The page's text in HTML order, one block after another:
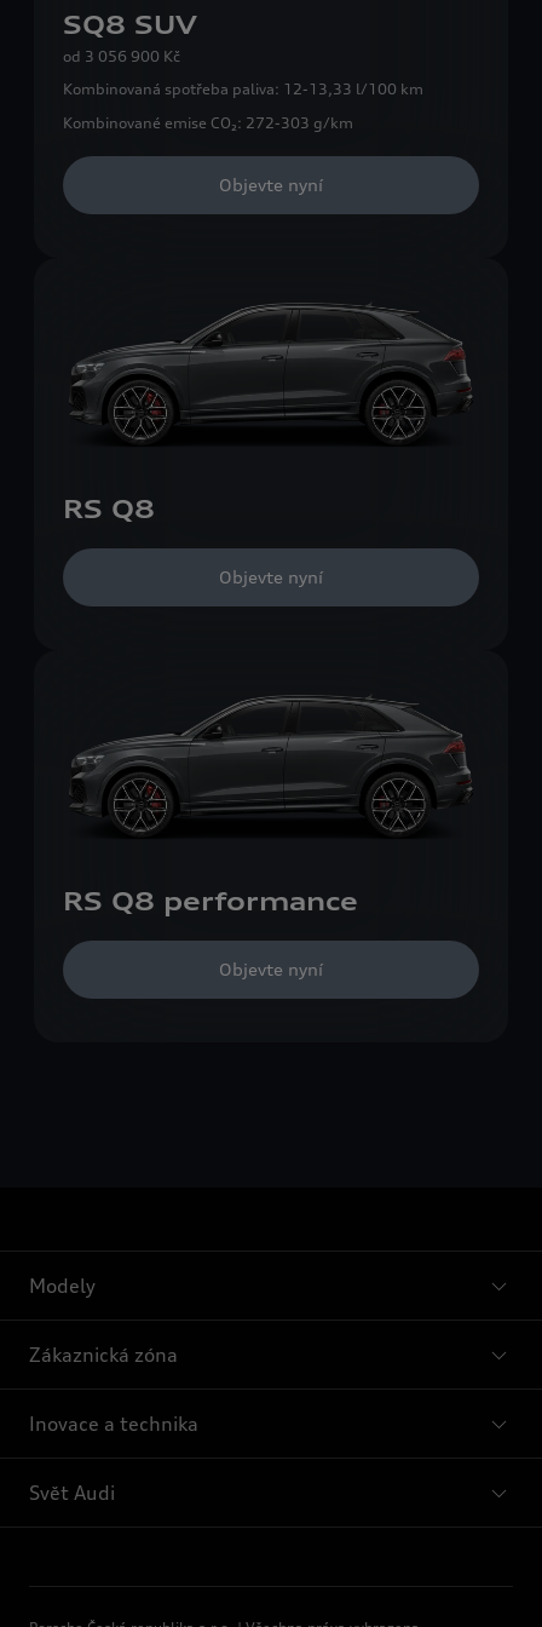
SQ8 SUV
od 3 056 900 Kč
Kombinovaná spotřeba paliva: 12-13,33 l/100 km
Kombinované emise CO₂: 272-303 g/km
Objevte nyní
RS Q8
Objevte nyní
RS Q8 performance
Objevte nyní
Modely
Zákaznická zóna
Inovace a technika
Svět Audi